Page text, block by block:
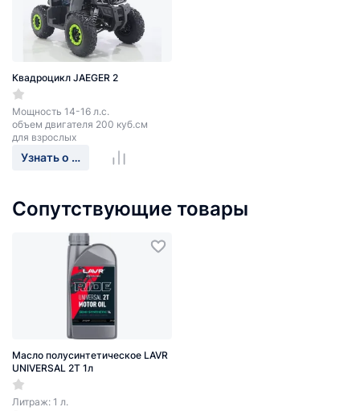
Квадроцикл JAEGER 2
Мощность 14-16 л.с.
объем двигателя 200 куб.см
для взрослых
Узнать о поступлении
Сопутствующие товары
Масло полусинтетическое LAVR
UNIVERSAL 2T 1л
Литраж: 1 л.